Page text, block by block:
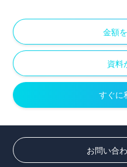
金額
資料
すぐに
お問い合